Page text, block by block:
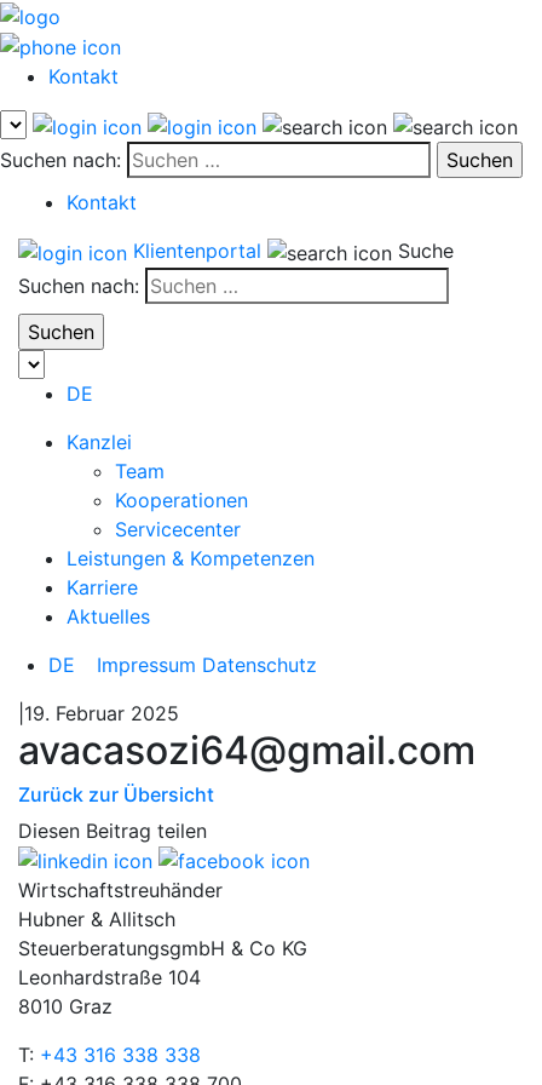
Kontakt
Suchen nach:
Kontakt
Klientenportal
Suche
Suchen nach:
DE
Kanzlei
Team
Kooperationen
Servicecenter
Leistungen & Kompetenzen
Karriere
Aktuelles
DE
Impressum Datenschutz
|19. Februar 2025
avacasozi64@gmail.com
Zurück zur Übersicht
Diesen Beitrag teilen
Wirtschaftstreuhänder
Hubner & Allitsch
SteuerberatungsgmbH & Co KG
Leonhardstraße 104
8010 Graz
T: +43 316 338 338